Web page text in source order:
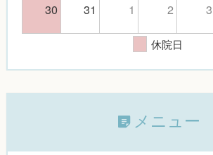
30
31 1 2 3
休院日
メニュー